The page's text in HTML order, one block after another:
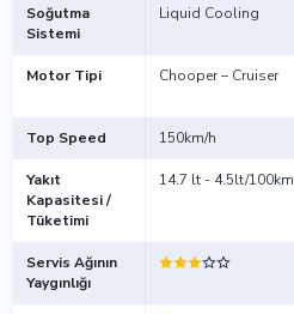
Soğutma
Sistemi
Liquid Cooling
Motor Tipi Chooper – Cruiser
Top Speed 150km/h
Yakıt
Kapasitesi /
Tüketimi
14.7 lt - 4.5lt/100km
Servis Ağının
Yaygınlığı